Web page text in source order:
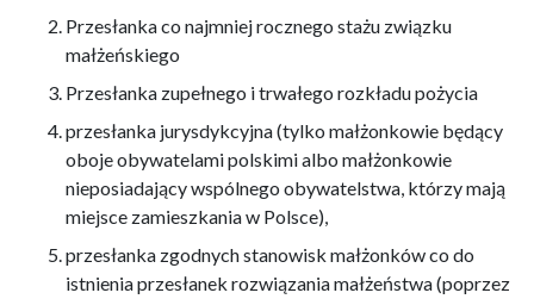
Przesłanka co najmniej rocznego stażu związku
małżeńskiego
Przesłanka zupełnego i trwałego rozkładu pożycia
przesłanka jurysdykcyjna (tylko małżonkowie będący
oboje obywatelami polskimi albo małżonkowie
nieposiadający wspólnego obywatelstwa, którzy mają
miejsce zamieszkania w Polsce),
przesłanka zgodnych stanowisk małżonków co do
istnienia przesłanek rozwiązania małżeństwa (poprzez